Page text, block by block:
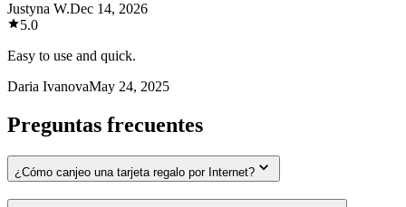
Justyna W.Dec 14, 2026
5.0
Easy to use and quick.
Daria IvanovaMay 24, 2025
Preguntas frecuentes
¿Cómo canjeo una tarjeta regalo por Internet?